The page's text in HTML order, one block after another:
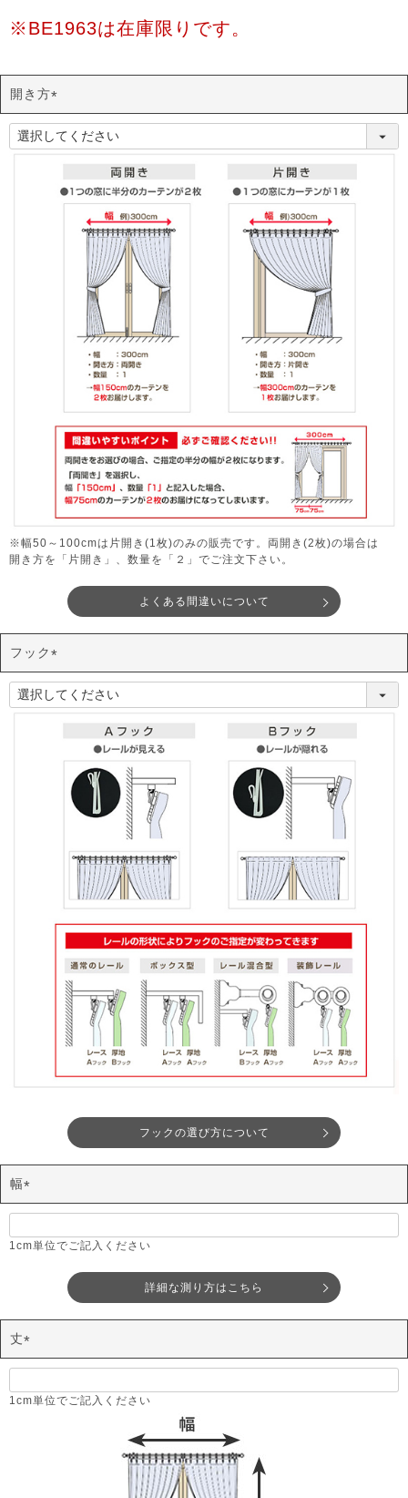
)
※BE1963は在庫限りです。
開き方
(
必
※幅50～100cmは片開き(1枚)のみの販売です。両開き(2枚)の場合は
開き方を「片開き」、数量を「２」でご注文下さい。
よくある間違いについて
フック
(
必
フックの選び方について
幅
(
須
1cm単位でご記入ください
詳細な測り方はこちら
丈
(
須
1cm単位でご記入ください